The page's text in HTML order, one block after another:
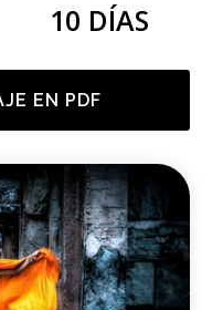
10 DÍAS
EN PDF